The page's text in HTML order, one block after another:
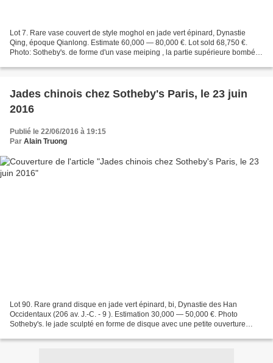
Lot 7. Rare vase couvert de style moghol en jade vert épinard, Dynastie
Qing, époque Qianlong. Estimate 60,000 — 80,000 €. Lot sold 68,750 €.
Photo: Sotheby's. de forme d'un vase meiping , la partie supérieure bombée
Jades chinois chez Sotheby's Paris, le 23 juin
2016
Publié le 22/06/2016 à 19:15
Par Alain Truong
Lot 90. Rare grand disque en jade vert épinard, bi, Dynastie des Han
Occidentaux (206 av. J.-C. - 9 ). Estimation 30,000 — 50,000 €. Photo
Sotheby's. le jade sculpté en forme de disque avec une petite ouverture